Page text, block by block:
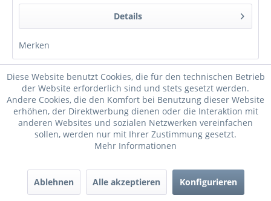
Details
Merken
Moire Bukett-Kranzschleife 10cm Ombre Rand
Diese Website benutzt Cookies, die für den technischen Betrieb
der Website erforderlich sind und stets gesetzt werden.
Andere Cookies, die den Komfort bei Benutzung dieser Website
erhöhen, der Direktwerbung dienen oder die Interaktion mit
anderen Websites und sozialen Netzwerken vereinfachen
sollen, werden nur mit Ihrer Zustimmung gesetzt.
Mehr Informationen
Ablehnen Alle akzeptieren Konfigurieren